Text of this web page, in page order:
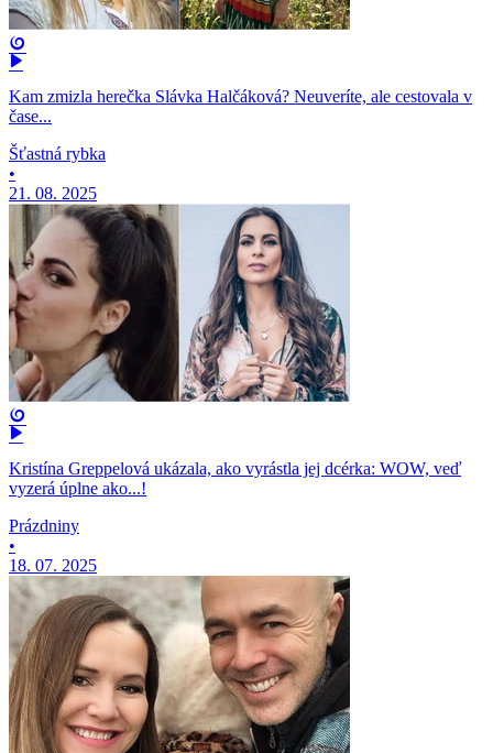
Kam zmizla herečka Slávka Halčáková? Neuveríte, ale cestovala v
čase...
Šťastná rybka
•
21. 08. 2025
Kristína Greppelová ukázala, ako vyrástla jej dcérka: WOW, veď
vyzerá úplne ako...!
Prázdniny
•
18. 07. 2025